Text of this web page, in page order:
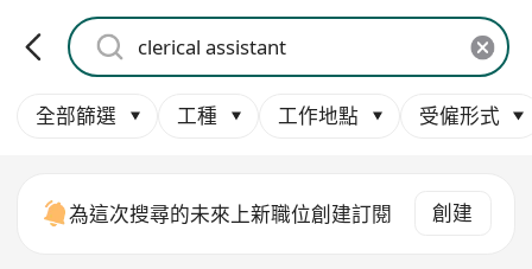
全部篩選 工種 工作地點 受僱形式
為這次搜尋的未來上新職位創建訂閱 創建